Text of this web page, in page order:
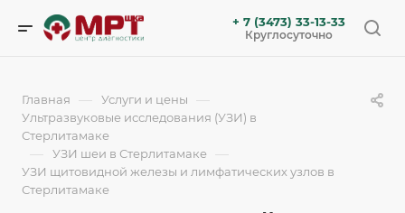
+ 7 (3473) 33-13-33
Круглосуточно
Главная — Услуги и цены —
Ультразвуковые исследования (УЗИ) в
Стерлитамаке
— УЗИ шеи в Стерлитамаке —
УЗИ щитовидной железы и лимфатических узлов в
Стерлитамаке